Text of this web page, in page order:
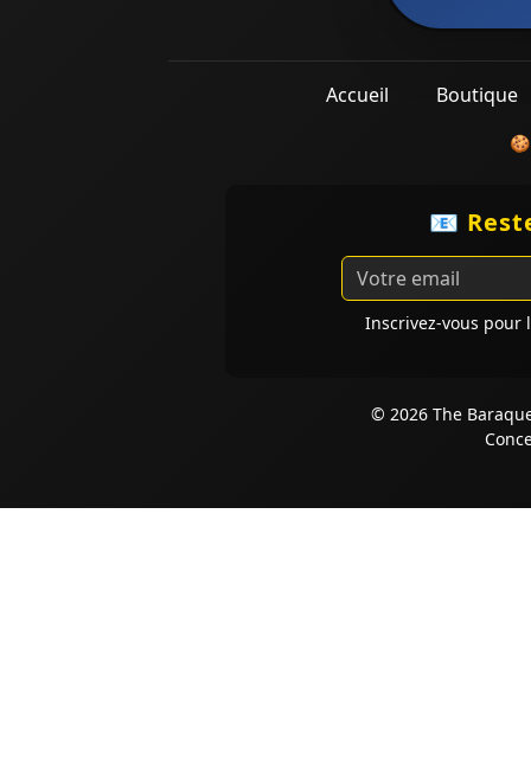
Accueil Boutique
📧
Inscrivez-vous pour
© 2026 The